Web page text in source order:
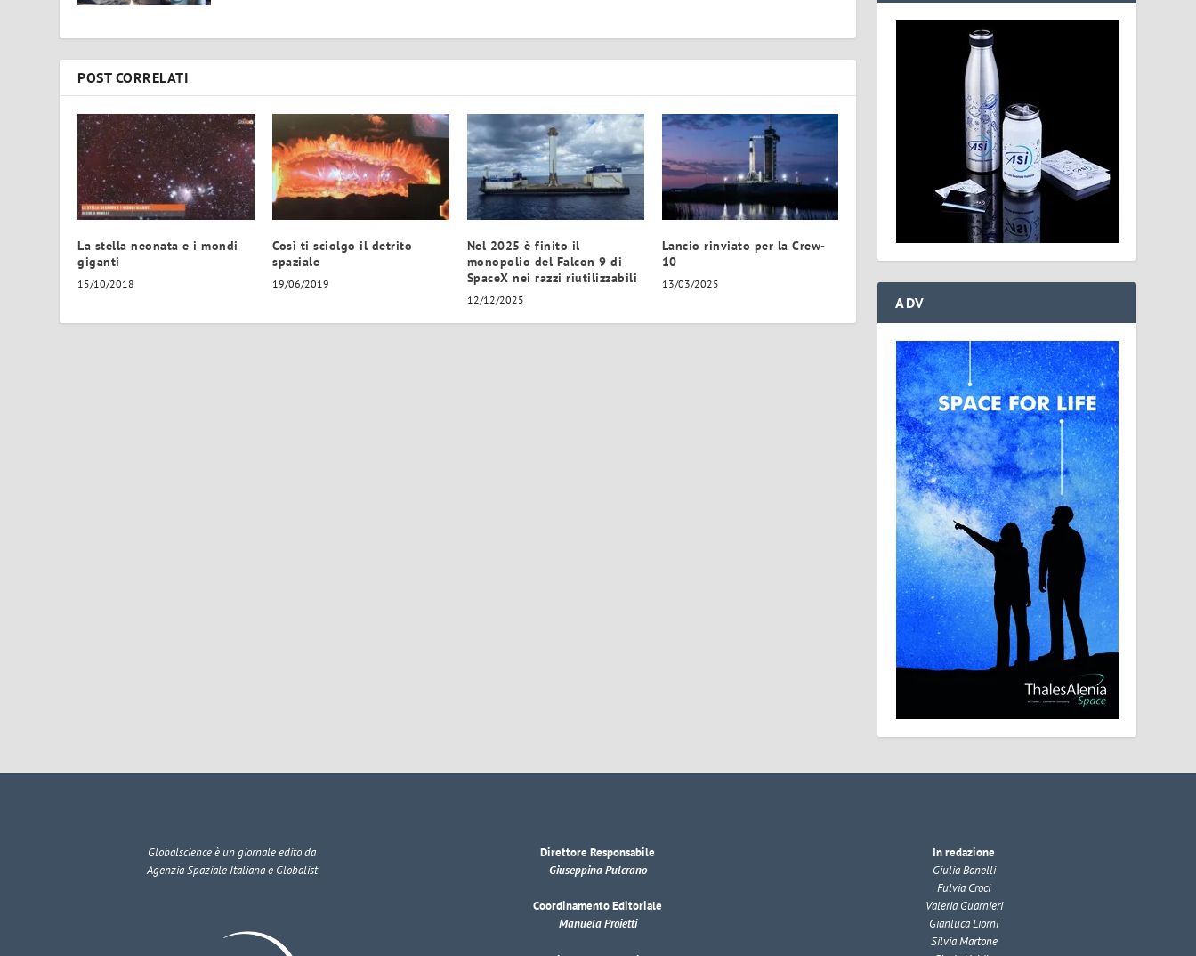
POST CORRELATI
La stella neonata e i mondi
giganti
15/10/2018
Così ti sciolgo il detrito
spaziale
19/06/2019
Nel 2025 è finito il
monopolio del Falcon 9 di
SpaceX nei razzi riutilizzabili
12/12/2025
Lancio rinviato per la Crew-
10
13/03/2025
ADV
Globalscienceè un giornale edito da
Agenzia Spaziale Italiana e Globalist
Direttore Responsabile
Giuseppina Pulcrano
Coordinamento Editoriale
Manuela Proietti
In redazione
Giulia Bonelli
Fulvia Croci
Valeria Guarnieri
Gianluca Liorni
Silvia Martone